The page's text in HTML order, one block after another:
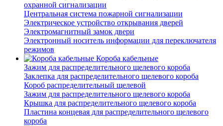
охранной сигнализации
Центральная система пожарной сигнализации
Электрическое устройство открывания дверей
Электромагнитный замок двери
Электронный носитель информации для переключателя
режимов
Короба кабельные
Зажим для распределительного щелевого короба
Заклепка для распределительного щелевого короба
Короб распределительный щелевой
Зажим для распределительного щелевого короба
Крышка для распределительного щелевого короба
Пластина концевая для распределительного щелевого
короба